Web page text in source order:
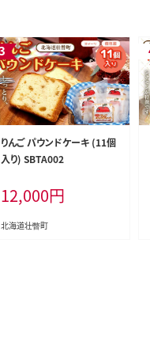
りんご パウンドケーキ (11個
入り) SBTA002
12,000円
北海道壮瞥町